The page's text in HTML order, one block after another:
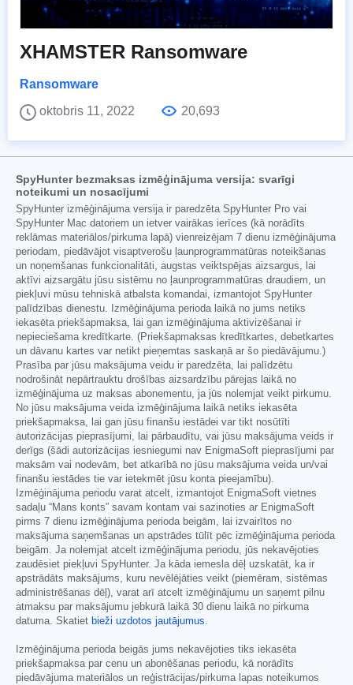
XHAMSTER Ransomware
Ransomware
oktobris 11, 2022
20,693
SpyHunter bezmaksas izmēģinājuma versija: svarīgi
noteikumi un nosacījumi
SpyHunter izmēģinājuma versija ir paredzēta SpyHunter Pro vai
SpyHunter Mac datoriem un ietver vairākas ierīces (kā norādīts
reklāmas materiālos/pirkuma lapā) vienreizējam 7 dienu izmēģinājuma
periodam, piedāvājot visaptverošu ļaunprogrammatūras noteikšanas
un noņemšanas funkcionalitāti, augstas veiktspējas aizsargus, lai
aktīvi aizsargātu jūsu sistēmu no ļaunprogrammatūras draudiem, un
piekļuvi mūsu tehniskā atbalsta komandai, izmantojot SpyHunter
palīdzības dienestu. Izmēģinājuma perioda laikā no jums netiks
iekasēta priekšapmaksa, lai gan izmēģinājuma aktivizēšanai ir
nepieciešama kredītkarte. (Priekšapmaksas kredītkartes, debetkartes
un dāvanu kartes var netikt pieņemtas saskaņā ar šo piedāvājumu.)
Prasība par jūsu maksājuma veidu ir paredzēta, lai palīdzētu
nodrošināt nepārtrauktu drošības aizsardzību pārejas laikā no
izmēģinājuma uz maksas abonementu, ja jūs nolemjat veikt pirkumu.
No jūsu maksājuma veida izmēģinājuma laikā netiks iekasēta
priekšapmaksa, lai gan jūsu finanšu iestādei var tikt nosūtīti
autorizācijas pieprasījumi, lai pārbaudītu, vai jūsu maksājuma veids ir
derīgs (šādi autorizācijas iesniegumi nav EnigmaSoft pieprasījumi par
maksām vai nodevām, bet atkarībā no jūsu maksājuma veida un/vai
finanšu iestādes tie var ietekmēt jūsu konta pieejamību).
Izmēģinājuma periodu varat atcelt, izmantojot EnigmaSoft vietnes
sadaļu “Mans konts” savam kontam vai sazinoties ar EnigmaSoft
pirms 7 dienu izmēģinājuma perioda beigām, lai izvairītos no
maksājuma saņemšanas un apstrādes tūlīt pēc izmēģinājuma perioda
beigām. Ja nolemjat atcelt izmēģinājuma periodu, jūs nekavējoties
zaudēsiet piekļuvi SpyHunter. Ja kāda iemesla dēļ uzskatāt, ka ir
apstrādāts maksājums, kuru nevēlējāties veikt (piemēram, sistēmas
administrēšanas dēļ), varat arī atcelt izmēģinājumu un saņemt pilnu
atmaksu par maksājumu jebkurā laikā 30 dienu laikā no pirkuma
datuma. Skatiet bieži uzdotos jautājumus.
Izmēģinājuma perioda beigās jums nekavējoties tiks iekasēta
priekšapmaksa par cenu un abonēšanas periodu, kā norādīts
piedāvājuma materiālos un reģistrācijas/pirkuma lapas noteikumos